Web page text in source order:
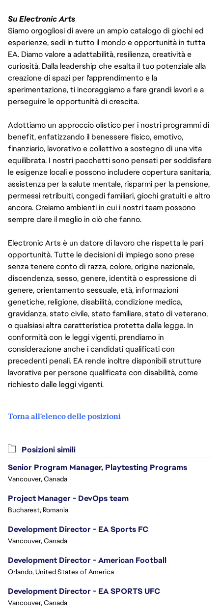
Su Electronic Arts
Siamo orgogliosi di avere un ampio catalogo di giochi ed
esperienze, sedi in tutto il mondo e opportunità in tutta
EA. Diamo valore a adattabilità, resilienza, creatività e
curiosità. Dalla leadership che esalta il tuo potenziale alla
creazione di spazi per l'apprendimento e la
sperimentazione, ti incoraggiamo a fare grandi lavori e a
perseguire le opportunità di crescita.
Adottiamo un approccio olistico per i nostri programmi di
benefit, enfatizzando il benessere fisico, emotivo,
finanziario, lavorativo e collettivo a sostegno di una vita
equilibrata. I nostri pacchetti sono pensati per soddisfare
le esigenze locali e possono includere copertura sanitaria,
assistenza per la salute mentale, risparmi per la pensione,
permessi retribuiti, congedi familiari, giochi gratuiti e altro
ancora. Creiamo ambienti in cui i nostri team possono
sempre dare il meglio in ciò che fanno.
Electronic Arts è un datore di lavoro che rispetta le pari
opportunità. Tutte le decisioni di impiego sono prese
senza tenere conto di razza, colore, origine nazionale,
discendenza, sesso, genere, identità o espressione di
genere, orientamento sessuale, età, informazioni
genetiche, religione, disabilità, condizione medica,
gravidanza, stato civile, stato familiare, stato di veterano,
o qualsiasi altra caratteristica protetta dalla legge. In
conformità con le leggi vigenti, prendiamo in
considerazione anche i candidati qualificati con
precedenti penali. EA rende inoltre disponibili strutture
lavorative per persone qualificate con disabilità, come
richiesto dalle leggi vigenti.
Torna all'elenco delle posizioni
Posizioni simili
Senior Program Manager, Playtesting Programs
Vancouver, Canada
Project Manager - DevOps team
Bucharest, Romania
Development Director - EA Sports FC
Vancouver, Canada
Development Director - American Football
Orlando, United States of America
Development Director - EA SPORTS UFC
Vancouver, Canada